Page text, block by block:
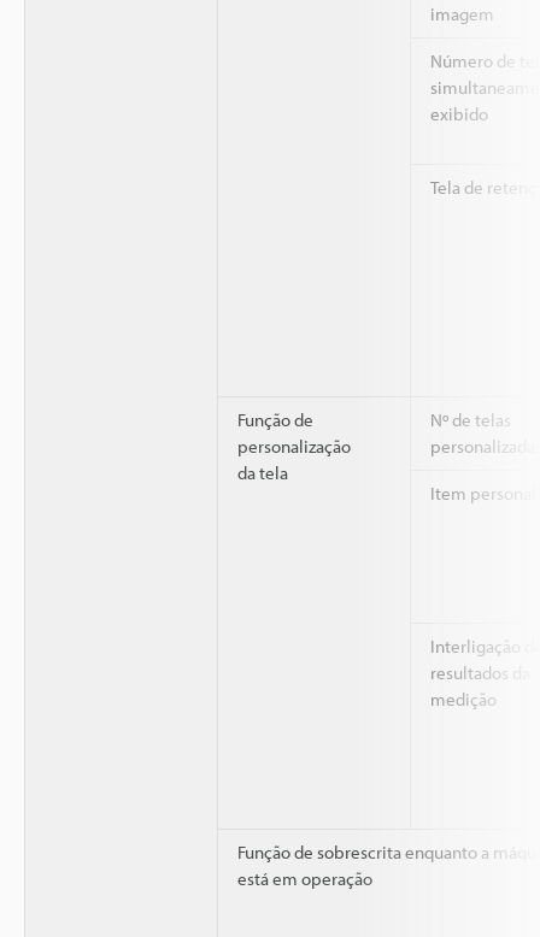
imagem
Número de
exibido
Tela de
Função de
personalização
da tela
Nº de telas
Item
Interligação
resultados da
medição
Função de sobrescrita enquanto a
está em operação